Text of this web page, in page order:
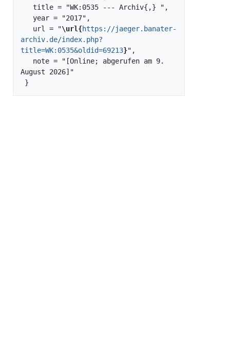
   url = "
\url{https://jaeger.banater-
archiv.de/index.php?
title=WK:0535&oldid=69213}",
August 2026]"